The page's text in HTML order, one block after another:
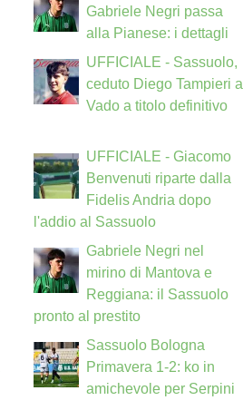
Gabriele Negri passa
alla Pianese: i dettagli
UFFICIALE - Sassuolo,
ceduto Diego Tampieri al
Vado a titolo definitivo
UFFICIALE - Giacomo
Benvenuti riparte dalla
Fidelis Andria dopo
l'addio al Sassuolo
Gabriele Negri nel
mirino di Mantova e
Reggiana: il Sassuolo
pronto al prestito
Sassuolo Bologna
Primavera 1-2: ko in
amichevole per Serpini